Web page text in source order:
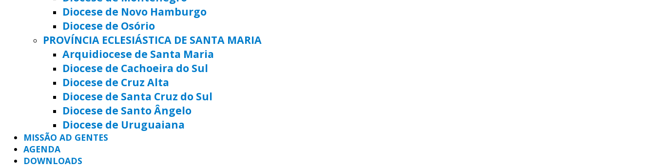
Diocese de Novo Hamburgo
Diocese de Osório
PROVÍNCIA ECLESIÁSTICA DE SANTA MARIA
Arquidiocese de Santa Maria
Diocese de Cachoeira do Sul
Diocese de Cruz Alta
Diocese de Santa Cruz do Sul
Diocese de Santo Ângelo
Diocese de Uruguaiana
MISSÃO AD GENTES
AGENDA
DOWNLOADS